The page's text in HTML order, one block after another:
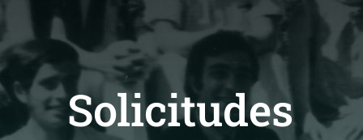
Solicitudes